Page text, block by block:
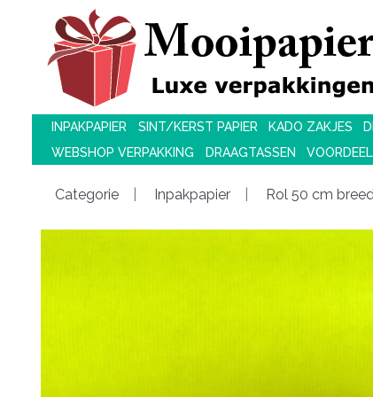
INPAKPAPIER SINT/KERST PAPIER KADO ZAKJES
WEBSHOP VERPAKKING
DRAAGTASSEN
Categorie Inpakpapier Rol 50 cm breed